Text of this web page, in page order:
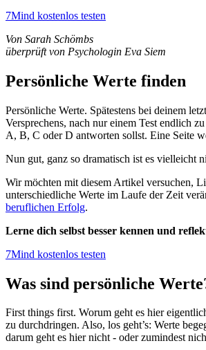
7Mind kostenlos testen
Von Sarah Schömbs
überprüft von Psychologin Eva Siem
Persönliche Werte finden
Persönliche Werte. Spätestens bei deinem
Versprechens, nach nur einem Test endlich
A, B, C oder D antworten sollst. Eine Seite
Nun gut, ganz so dramatisch ist es vielleicht
Wir möchten mit diesem Artikel versuchen,
unterschiedliche Werte im Laufe der Zeit
beruflichen Erfolg.
Lerne dich selbst besser kennen und
7Mind kostenlos testen
Was sind persönliche
First things first. Worum geht es hier
zu durchdringen. Also, los geht’s: Werte
darum geht es hier nicht - oder zumindest